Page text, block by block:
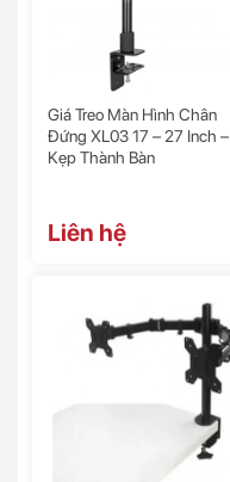
Giá Treo Màn Hình Chân
Đứng XL03 17 – 27 Inch –
Kẹp Thành Bàn
Liên hệ